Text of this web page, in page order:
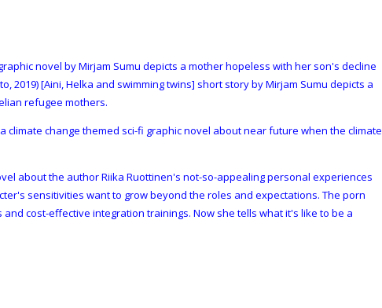
novel byMirjam Sumu depicts a mother hopeless with her son's decline
2019) [Aini, Helka and swimming twins] short story by Mirjam Sumu depicts a
refugee mothers.
climate change themed sci-fi graphic novel about near future when the climate
about the authorRiika Ruottinen's not-so-appealing personal experiences
sensitivities want to grow beyond the roles and expectations. The porn
cost-effective integration trainings. Now she tells what it's like to be a